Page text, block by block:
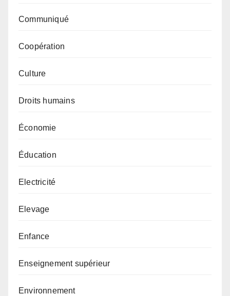
Communiqué
Coopération
Culture
Droits humains
Économie
Éducation
Electricité
Elevage
Enfance
Enseignement supérieur
Environnement